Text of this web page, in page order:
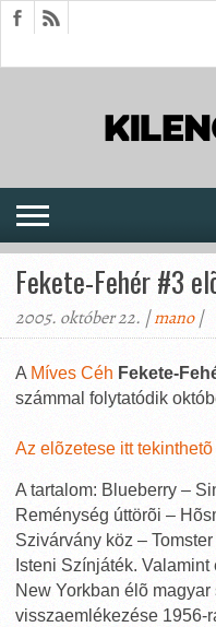
Fekete-Fehér #3
2005. október 22. |mano|
A Míves Céh Fekete-
számmal folytatódik
Az elõzetese itt tekinthetõ
A tartalom: Blueberry –
Reménység úttörõi –
Szivárvány köz –
Isteni Színjáték.
New Yorkban élõ
visszaemlékezése 1956-